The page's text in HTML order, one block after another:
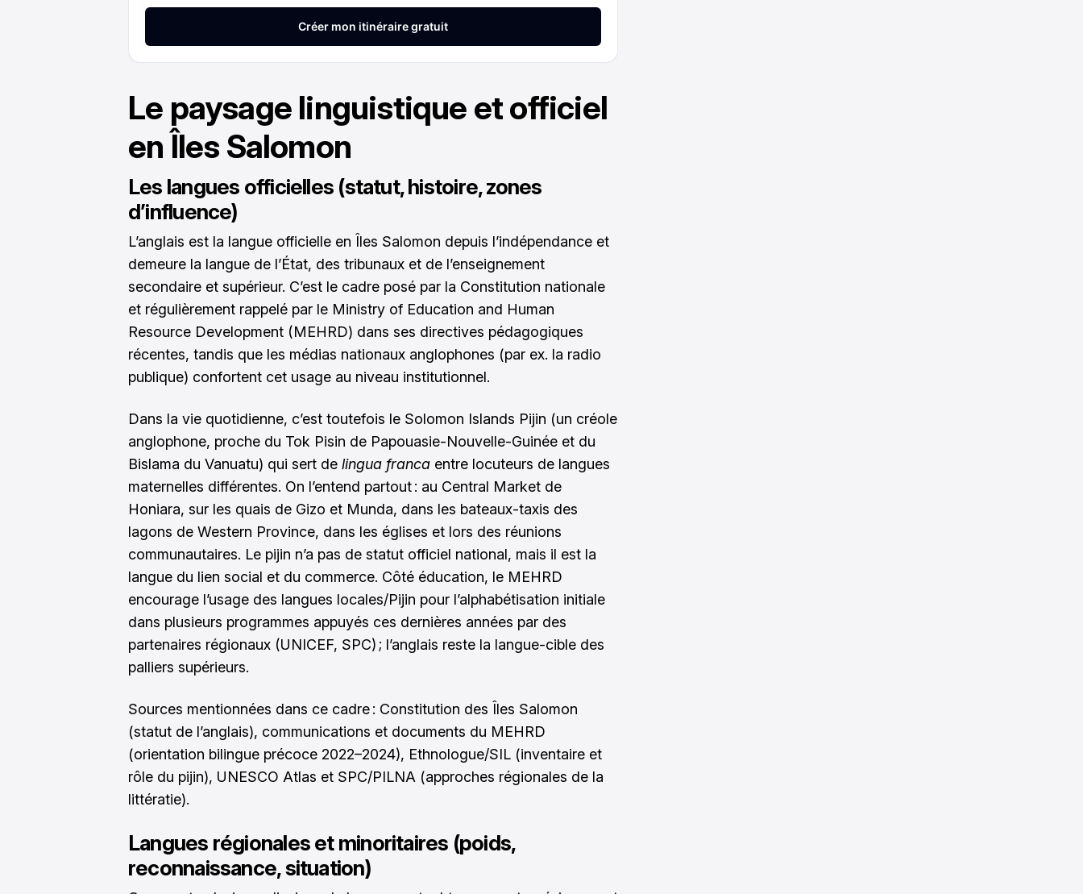
Le paysage linguistique et officiel
en Îles Salomon
Les langues officielles (statut, histoire, zones
d’influence)
L’anglais est la langue officielle en Îles Salomon depuis l’indépendance et
demeure la langue de l’État, des tribunaux et de l’enseignement
secondaire et supérieur. C’est le cadre posé par la Constitution nationale
et régulièrement rappelé par le Ministry of Education and Human
Resource Development (MEHRD) dans ses directives pédagogiques
récentes, tandis que les médias nationaux anglophones (par ex. la radio
publique) confortent cet usage au niveau institutionnel.
Dans la vie quotidienne, c’est toutefois le Solomon Islands Pijin (un créole
anglophone, proche du Tok Pisin de Papouasie-Nouvelle-Guinée et du
Bislama du Vanuatu) qui sert de lingua franca entre locuteurs de langues
maternelles différentes. On l’entend partout : au Central Market de
Honiara, sur les quais de Gizo et Munda, dans les bateaux-taxis des
lagons de Western Province, dans les églises et lors des réunions
communautaires. Le pijin n’a pas de statut officiel national, mais il est la
langue du lien social et du commerce. Côté éducation, le MEHRD
encourage l’usage des langues locales/Pijin pour l’alphabétisation initiale
dans plusieurs programmes appuyés ces dernières années par des
partenaires régionaux (UNICEF, SPC) ; l’anglais reste la langue-cible des
palliers supérieurs.
Sources mentionnées dans ce cadre : Constitution des Îles Salomon
(statut de l’anglais), communications et documents du MEHRD
(orientation bilingue précoce 2022–2024), Ethnologue/SIL (inventaire et
rôle du pijin), UNESCO Atlas et SPC/PILNA (approches régionales de la
littératie).
Langues régionales et minoritaires (poids,
reconnaissance, situation)